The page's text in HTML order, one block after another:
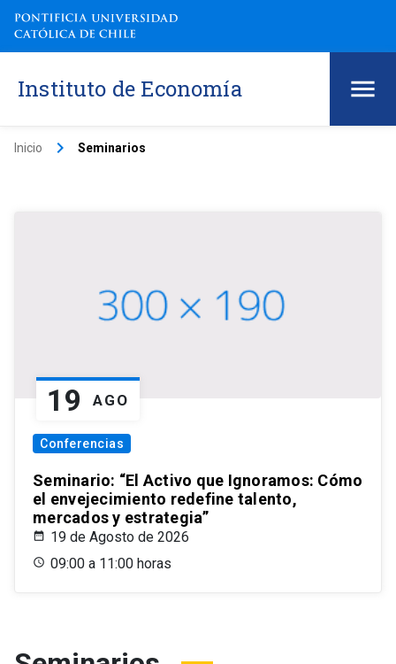
Instituto de Economía
Inicio keyboard_arrow_right Seminarios
19 AGO
Conferencias
Seminario: “El Activo que Ignoramos: Cómo
el envejecimiento redefine talento,
mercados y estrategia”
19 de Agosto de 2026
09:00 a 11:00 horas